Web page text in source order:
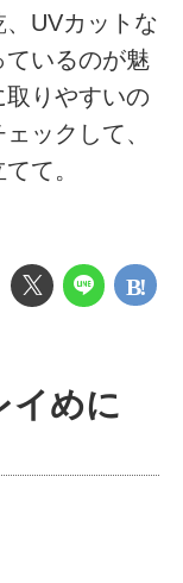
UVカットな
ているのが魅
りやすいの
ックして、
て。
イめに